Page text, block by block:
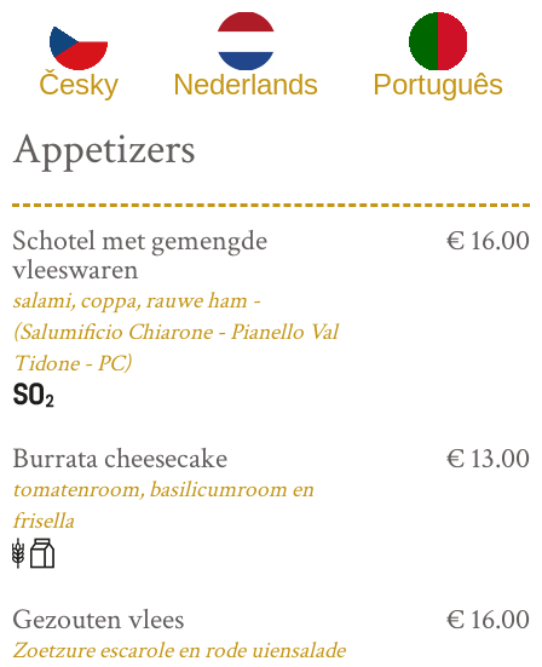
Česky Nederlands Português
Appetizers
Schotel met gemengde
vleeswaren
salami, coppa, rauwe ham -
(Salumificio Chiarone - Pianello Val
Tidone - PC)
€ 16.00
Burrata cheesecake
tomatenroom, basilicumroom en
frisella
€ 13.00
Gezouten vlees
Zoetzure escarole en rode uiensalade
€ 16.00